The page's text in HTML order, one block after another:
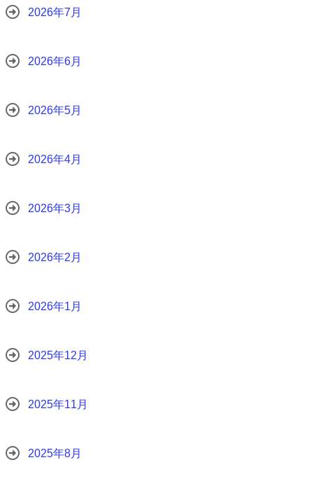
2026年7月
2026年6月
2026年5月
2026年4月
2026年3月
2026年2月
2026年1月
2025年12月
2025年11月
2025年8月